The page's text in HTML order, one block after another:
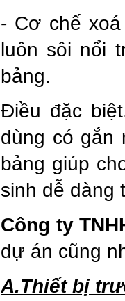
- Cơ chế
luôn sôi nổi
bảng.
Điều đặc
dùng có gắn
bảng giúp
sinh dễ dàng
Công ty
dự án cũng
A.Thiết bị